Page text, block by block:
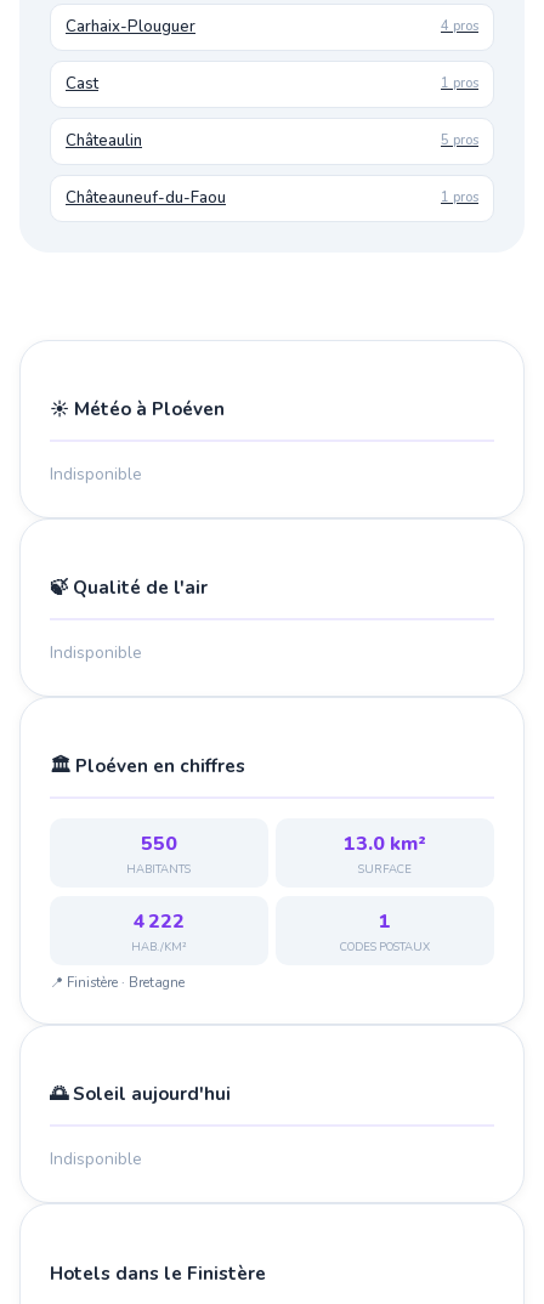
Carhaix-Plouguer 4 pros
Cast 1 pros
Châteaulin 5 pros
Châteauneuf-du-Faou 1 pros
☀️ Météo à Ploéven
Indisponible
🍃 Qualité de l'air
Indisponible
🏛️ Ploéven en chiffres
550
HABITANTS
13.0 km²
SURFACE
4 222
HAB./KM²
1
CODES POSTAUX
📍 Finistère · Bretagne
🌅 Soleil aujourd'hui
Indisponible
Hotels dans le Finistère